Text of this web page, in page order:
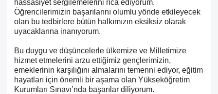
hassasiyet sergilemelerini rica ediyorum.
Öğrencilerimizin başarılarını olumlu yönde etkileyecek
olan bu tedbirlere bütün halkımızın eksiksiz olarak
uyacaklarına inanıyorum.
Bu duygu ve düşüncelerle ülkemize ve Milletimize
hizmet etmelerini arzu ettiğimiz gençlerimizin,
emeklerinin karşılığını almalarını temenni ediyor, eğitim
hayatları için önemli bir aşama olan Yükseköğretim
Kurumları Sınavı’nda başarılar diliyorum.